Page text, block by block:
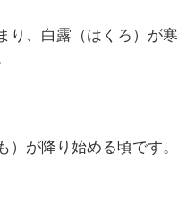
り、白露（はくろ）が寒
が降り始める頃です。